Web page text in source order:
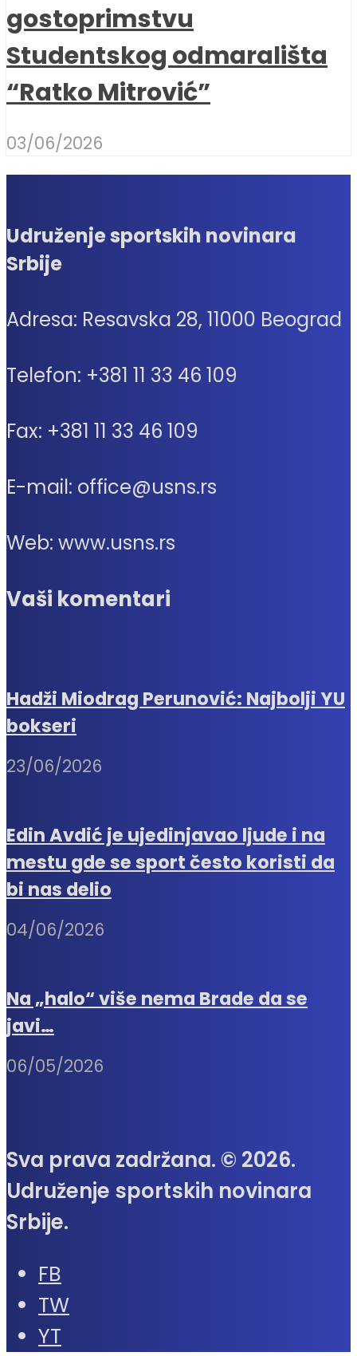
gostoprimstvu
Studentskog odmarališta
“Ratko Mitrović”
03/06/2026
Udruženje sportskih novinara
Srbije
Adresa: Resavska 28, 11000 Beograd
Telefon: +381 11 33 46 109
Fax: +381 11 33 46 109
E-mail: office@usns.rs
Web: www.usns.rs
Vaši komentari
Hadži Miodrag Perunović: Najbolji YU
bokseri
23/06/2026
Edin Avdić je ujedinjavao ljude i na
mestu gde se sport često koristi da
bi nas delio
04/06/2026
Na „halo“ više nema Brade da se
javi…
06/05/2026
Sva prava zadržana. © 2026.
Udruženje sportskih novinara
Srbije.
FB
TW
YT